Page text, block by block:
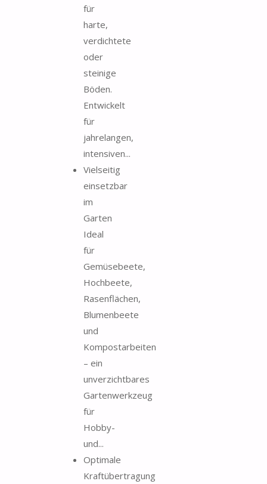
für
harte,
verdichtete
oder
steinige
Böden.
Entwickelt
für
jahrelangen,
intensiven...
Vielseitig
einsetzbar
im
Garten
Ideal
für
Gemüsebeete,
Hochbeete,
Rasenflächen,
Blumenbeete
und
Kompostarbeiten
– ein
unverzichtbares
Gartenwerkzeug
für
Hobby-
und...
Optimale
Kraftübertragung